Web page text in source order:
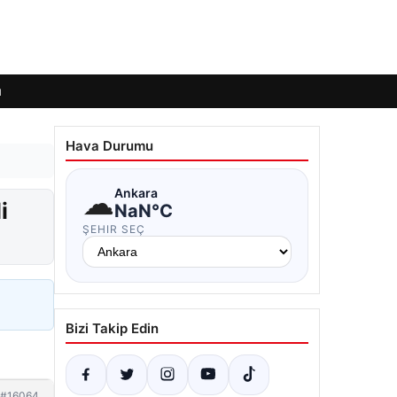
Hava Durumu
☁Ankara
NaN°C
ŞEHIR SEÇ
Bizi Takip Edin